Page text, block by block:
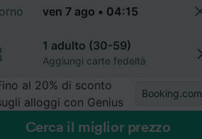
1 adulto (30-59)
Aggiungi carte fedeltà
al 20% di sconto
alloggi con Genius
Booking.com
Cerca il miglior prezzo